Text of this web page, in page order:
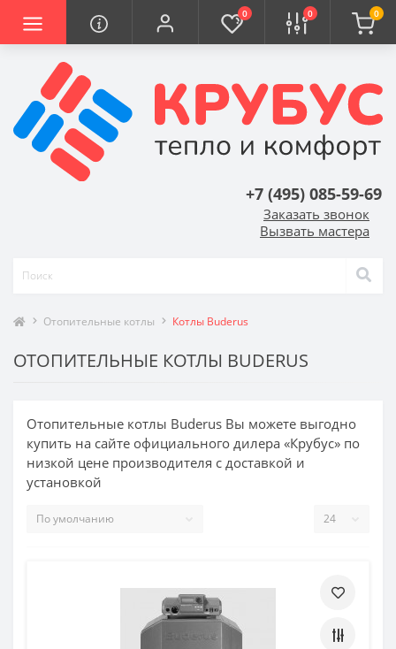
0 0 0
+7 (495) 085-59-69
Заказать звонок
Вызвать мастера
Отопительные котлы Котлы Buderus
ОТОПИТЕЛЬНЫЕ КОТЛЫ BUDERUS
Отопительные котлы Buderus Вы можете выгодно
купить на сайте официального дилера «Крубус» по
низкой цене производителя с доставкой и
установкой